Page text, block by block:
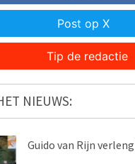
Post op X
Tip de redactie
NIEUWS:
Guido van Rijn